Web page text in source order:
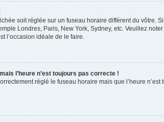
soit réglée sur un fuseau horaire différent du
Londres, Paris, New York, Sydney, etc. Veuillez
l’occasion idéale de le faire.
l’heure n’est toujours pas correcte !
réglé le fuseau horaire mais que l’heure